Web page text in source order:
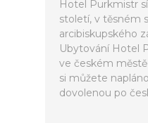
Hotel Purkmistr
století, v těsném
arcibiskupského
Ubytování Hotel
ve českém
si můžete
dovolenou po